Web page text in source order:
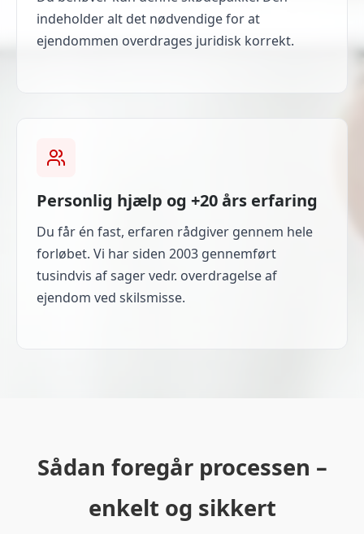
indeholder alt det nødvendige for at
ejendommen overdrages juridisk korrekt.
Personlig hjælp og +20 års erfaring
Du får én fast, erfaren rådgiver gennem hele
forløbet. Vi har siden 2003 gennemført
tusindvis af sager vedr. overdragelse af
ejendom ved skilsmisse.
Sådan foregår processen –
enkelt og sikkert